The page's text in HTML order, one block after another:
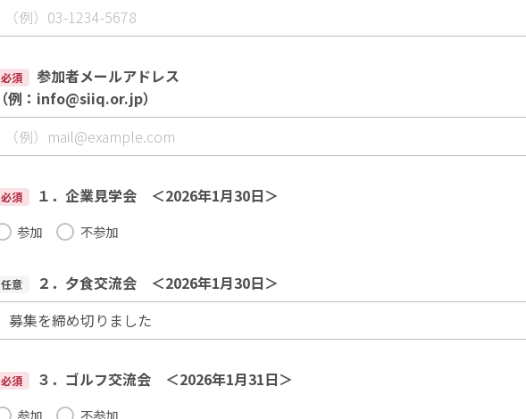
必須
参加者メールアドレス
（例：info@siiq.or.jp）
必須 １．企業見学会 ＜2026年1月30日＞
参加 不参加
任意 ２．夕食交流会 ＜2026年1月30日＞
必須 ３．ゴルフ交流会 ＜2026年1月31日＞
参加 不参加